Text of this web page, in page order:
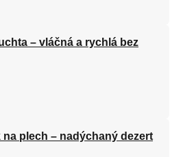
– vláčná a rychlá bez
plech – nadýchaný dezert